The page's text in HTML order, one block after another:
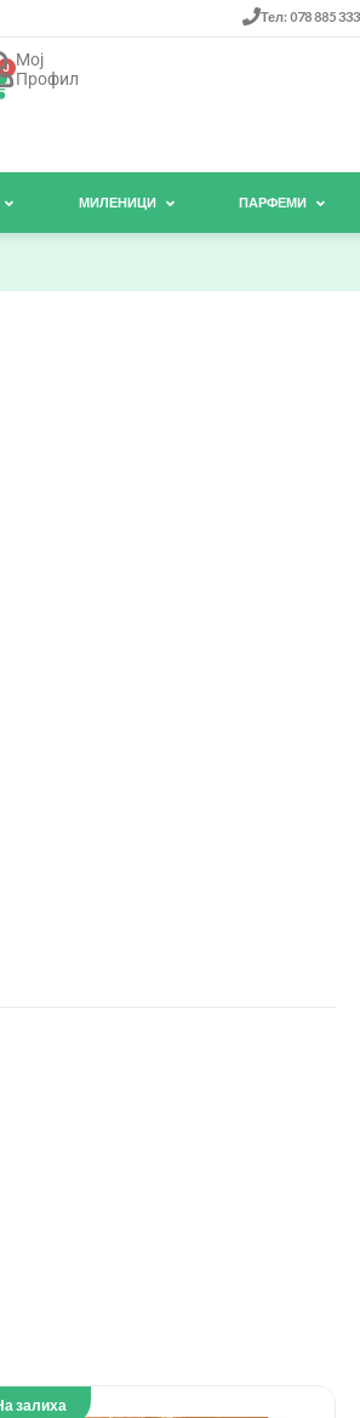
Тел: 078 885 333
0 Мој
Профил
МИЛЕНИЦИ ПАРФЕМИ
залиха